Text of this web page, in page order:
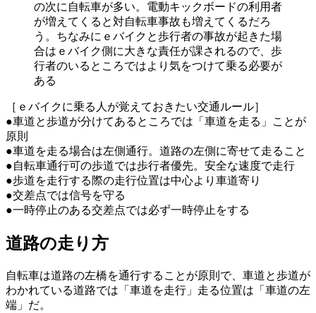
の次に自転車が多い。電動キックボードの利用者
が増えてくると対自転車事故も増えてくるだろ
う。ちなみにｅバイクと歩行者の事故が起きた場
合はｅバイク側に大きな責任が課されるので、歩
行者のいるところではより気をつけて乗る必要が
ある
［ｅバイクに乗る人が覚えておきたい交通ルール］
●車道と歩道が分けてあるところでは「車道を走る」ことが
原則
●車道を走る場合は左側通行。道路の左側に寄せて走ること
●自転車通行可の歩道では歩行者優先。安全な速度で走行
●歩道を走行する際の走行位置は中心より車道寄り
●交差点では信号を守る
●一時停止のある交差点では必ず一時停止をする
道路の走り方
自転車は道路の左橋を通行することが原則で、車道と歩道が
わかれている道路では「車道を走行」走る位置は「車道の左
端」だ。